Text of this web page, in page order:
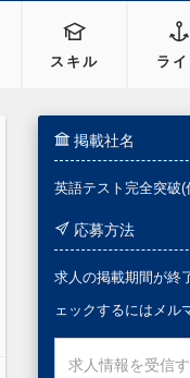
スキル ライ
掲載社名
英語テスト完全突破(
応募方法
求人の掲載期間が終
ェックするにはメル